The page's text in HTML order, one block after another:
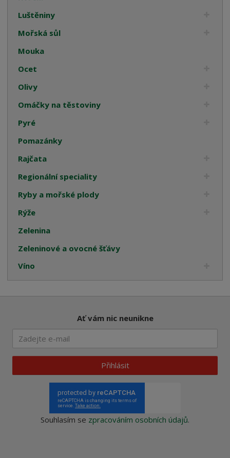
Luštěniny
Mořská sůl
Mouka
Ocet
Olivy
Omáčky na těstoviny
Pyré
Pomazánky
Rajčata
Regionální speciality
Ryby a mořské plody
Rýže
Zelenina
Zeleninové a ovocné šťávy
Víno
Ať vám nic neunikne
Přihlásit
Souhlasím se zpracováním osobních údajů.